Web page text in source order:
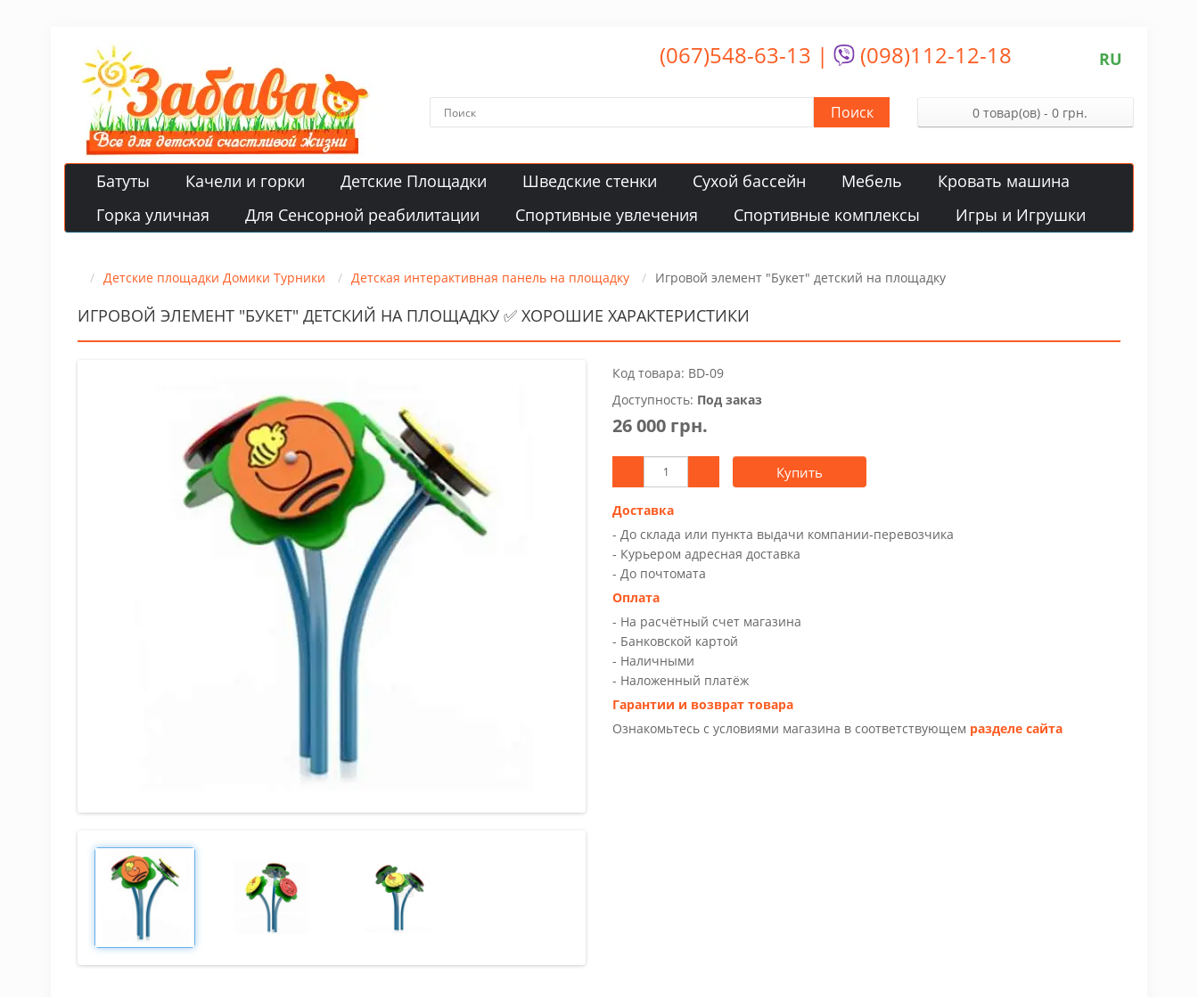
(067)548-63-13 | (098)112-12-18 RU
Поиск 0 товар(ов) - 0 грн.
Батуты Качели и горки Детские Площадки Шведские стенки Сухой бассейн Мебель
Кровать машина
Горка уличная
Для Сенсорной реабилитации Спортивные увлечения Спортивные комплексы Игры и Игрушки
Детские площадки Домики Турники Детская интерактивная панель на площадку Игровой элемент "Букет" детский на площадку
ИГРОВОЙ ЭЛЕМЕНТ "БУКЕТ" ДЕТСКИЙ НА ПЛОЩАДКУ ✅ ХОРОШИЕ ХАРАКТЕРИСТИКИ
Код товара: BD-09
Доступность: Под заказ
26 000 грн.
Купить
Доставка
- До склада или пункта выдачи компании-перевозчика
- Курьером адресная доставка
- До почтомата
Оплата
- На расчётный счет магазина
- Банковской картой
- Наличными
- Наложенный платёж
Гарантии и возврат товара
Ознакомьтесь с условиями магазина в соответствующем разделе сайта